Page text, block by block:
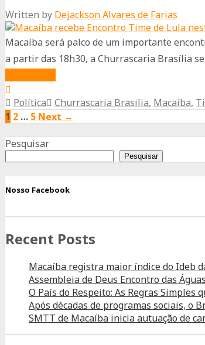
política
ação
de
cidadania
da
Prefeitura
nas
Comunidades
Written by Dejackson Alvares de Farias
Macaíba será palco de um importante
a partir das 18h30, a Churrascaria Brasília
recebe
Encontro
Time
nesta
28/07
Política Churrascaria Brasilia, Macaíba,
1 2 … 5 Next →
Pesquisar
Pesquisar
Nosso Facebook
Recent Posts
Macaíba registra maior índice do Ideb
Assembleia de Deus Encontro das
O País do Respeito: As Regras Simples
Após décadas de programas sociais, o
SMTT de Macaíba inicia autuação de